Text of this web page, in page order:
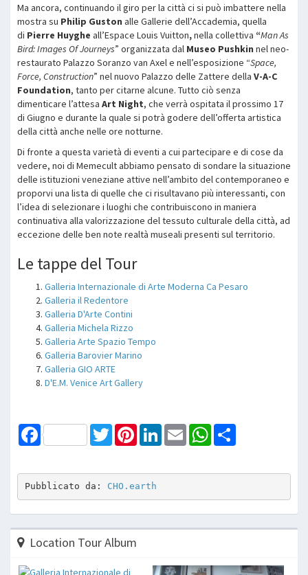
Ma ancora, continuando il giro per la città ci si può imbattere nella
mostra su Philip Guston alle Gallerie dell’Accademia, quella
di Pierre Huyghe all’Espace Louis Vuitton,nella collettiva “Man As
Bird: Images Of Journeys” organizzata dal Museo Pushkin nel neo-
restaurato Palazzo Soranzo van Axel e nell’esposizione “Space,
Force, Construction” nel nuovo Palazzo delle Zattere della V-A-C
Foundation, tanto per citarne alcune. Tutto ciò senza
dimenticare l’attesa Art Night, che verrà ospitata il prossimo 17
di Giugno e durante la quale si potrà godere dell’offerta artistica
della città anche nelle ore notturne.
Di fronte a questa varietà di eventi a cui partecipare e di cose da
vedere, noi di Memecult abbiamo pensato di sondare la situazione
delle istituzioni veneziane attive nell’ambito del contemporaneo e
proporvi una lista di quelle che ci risultavano più interessanti, con
l’idea di selezionare i luoghi che contribuiscono in maniera
continuativa alla valorizzazione del tessuto culturale della città, ad
eccezione delle ben note realtà museali presenti sul territorio.
Le tappe del Tour
Galleria Internazionale di Arte Moderna Ca Pesaro
Galleria il Redentore
Galleria D'Arte Contini
Galleria Michela Rizzo
Galleria Arte Spazio Tempo
Galleria Barovier Marino
Galleria GIO ARTE
D'E.M. Venice Art Gallery
Facebook TwitterPinterestLinkedInEmail WhatsApp
Pubblicato da: CHO.earth
Location Tour Album